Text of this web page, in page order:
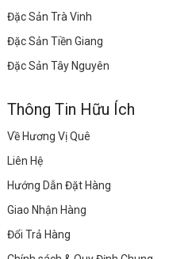
Đặc Sản Trà Vinh
Đặc Sản Tiền Giang
Đặc Sản Tây Nguyên
Thông Tin Hữu Ích
Về Hương Vị Quê
Liên Hệ
Hướng Dẫn Đặt Hàng
Giao Nhận Hàng
Đổi Trả Hàng